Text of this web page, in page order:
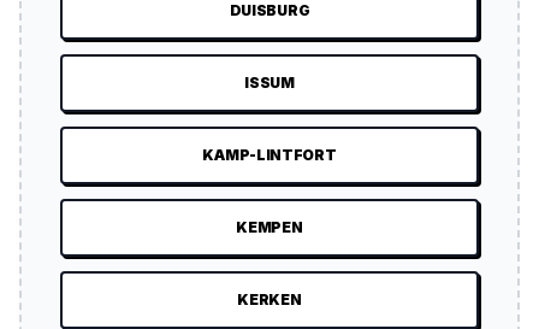
DUISBURG
ISSUM
KAMP-LINTFORT
KEMPEN
KERKEN